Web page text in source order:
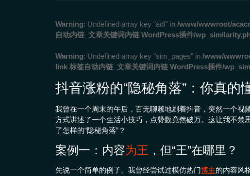
Warning: Undefined array key "adf" in /www/wwwroot/
自动内链_文章关键词内链 WordPress插件/
Warning: Undefined array key "sim_pages" in /www/
link 标签自动内链_文章关键词内链 WordPress插件/
抖音涨粉的“隐秘角落”：你真的
我曾在一个周末的午后，百无聊赖地刷着抖音，突然一个视
方式讲述了一个生活小技巧，点赞数竟然破万。这让我不禁
了怎样的“隐秘角落”？
案例一：内容为王 ，但“王”在哪里？
先说一个简单的例子。我曾经尝试过模仿热门博主的内容风